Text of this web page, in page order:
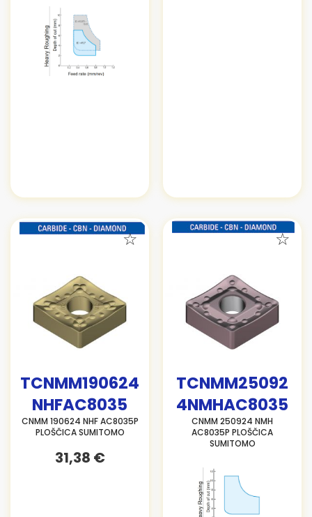
TCNMM190624
NHFAC8035
CNMM 190624 NHF AC8035P
PLOŠČICA SUMITOMO
31,38 €
TCNMM25092
4NMHAC8035
CNMM 250924 NMH
AC8035P PLOŠČICA
SUMITOMO